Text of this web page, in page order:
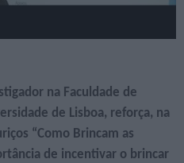
na Faculdade de
de Lisboa, reforça, na
“Como Brincam as
de incentivar o brincar